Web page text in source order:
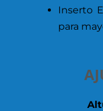
Inserto
para